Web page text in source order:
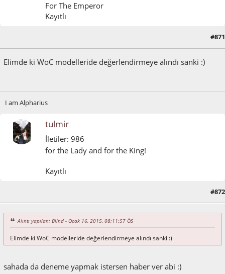
For The Emperor
Kayıtlı
#871
Elimde ki WoC modelleride değerlendirmeye alındı sanki :)
I am Alpharius
tulmir
İletiler: 986
for the Lady and for the King!
Kayıtlı
#872
Alıntı yapılan: Blind - Ocak 16, 2015, 08:11:57 ÖS
Elimde ki WoC modelleride değerlendirmeye alındı sanki :)
sahada da deneme yapmak istersen haber ver abi :)